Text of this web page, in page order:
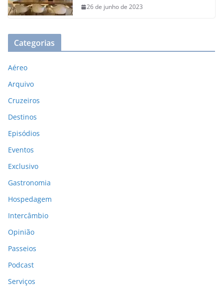
26 de junho de 2023
Categorias
Aéreo
Arquivo
Cruzeiros
Destinos
Episódios
Eventos
Exclusivo
Gastronomia
Hospedagem
Intercâmbio
Opinião
Passeios
Podcast
Serviços